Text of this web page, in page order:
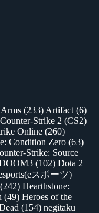
(233) Artifact (6)
Counter-Strike 2 (CS2)
Online (260)
Condition Zero (63)
Strike: Source
(102) Dota 2
スポーツ)
(242) Hearthstone:
(49) Heroes of the
(154) negitaku